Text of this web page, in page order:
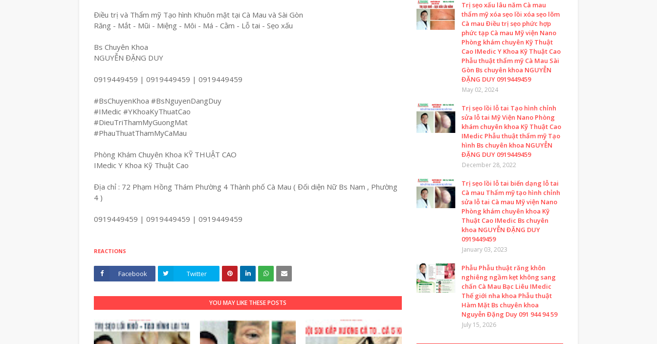
Điều trị và Thẩm mỹ Tạo hình Khuôn mặt tại Cà Mau và Sài Gòn
Răng - Mắt - Mũi - Miệng - Môi - Má - Cằm - Lỗ tai - Sẹo xấu
Bs Chuyên Khoa
NGUYỄN ĐẶNG DUY
0919449459 | 0919449459 | 0919449459
#BsChuyenKhoa #BsNguyenDangDuy
#IMedic #YKhoaKyThuatCao
#DieuTriThamMyGuongMat
#PhauThuatThamMyCaMau
Phòng Khám Chuyên Khoa KỸ THUẬT CAO
IMedic Y Khoa Kỹ Thuật Cao
Địa chỉ : 72 Phạm Hồng Thám Phường 4 Thành phố Cà Mau ( Đối diện Nữ Bs Nam , Phường
4 )
0919449459 | 0919449459 | 0919449459
REACTIONS
Facebook Twitter
YOU MAY LIKE THESE POSTS
Trị sẹo xấu lâu năm Cà mau
thẩm mỹ xóa sẹo lồi xóa sẹo lõm
Cà mau Điều trị sẹo phức hợp
phức tạp Cà mau Mỹ viện Nano
Phòng khám chuyên Kỹ Thuật
Cao IMedic Y Khoa Kỹ Thuật Cao
Phẫu thuật thẩm mỹ Cà Mau Sài
Gòn Bs chuyên khoa NGUYỄN
ĐẶNG DUY 0919449459
May 02, 2024
Trị sẹo lồi lỗ tai Tạo hình chỉnh
sửa lỗ tai Mỹ Viện Nano Phòng
khám chuyên khoa Kỹ Thuật Cao
IMedic Phẫu thuật thẩm mỹ Tạo
hình Bs chuyên khoa NGUYỄN
ĐẶNG DUY 0919449459
December 28, 2022
Trị sẹo lồi lỗ tai biến dạng lỗ tai
Cà mau Thẩm mỹ tạo hình chỉnh
sửa lỗ tai Cà mau Mỹ viện Nano
Phòng khám chuyên khoa Kỹ
Thuật Cao IMedic Bs chuyên
khoa NGUYỄN ĐẶNG DUY
0919449459
January 03, 2023
Phẫu Phẫu thuật răng khôn
nghiêng ngầm kẹt không sang
chấn Cà Mau Bạc Liêu IMedic
Thế giới nha khoa Phẫu thuật
Hàm Mặt Bs chuyên khoa
Nguyễn Đặng Duy 091 944 94 59
July 15, 2026